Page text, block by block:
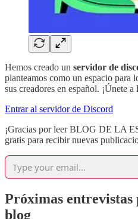
Hemos creado un servidor de
planteamos como un espacio para
sus creadores en español. ¡Únete
Entrar al servidor de Discord
¡Gracias por leer BLOG DE LA
gratis para recibir nuevas
Próximas
blog